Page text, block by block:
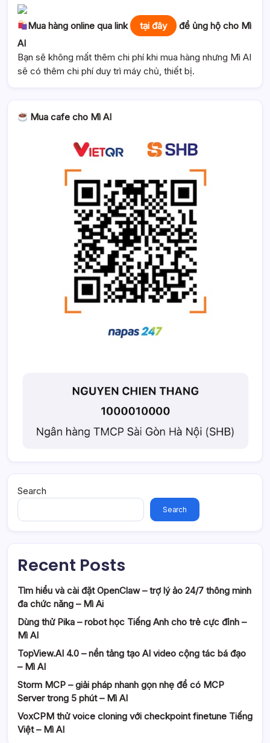
Mua hàng online qua link tại đây
để ủng hộ cho Mì
AI
Bạn sẽ không mất thêm chi phí khi mua hàng nhưng Mì AI
sẽ có thêm chi phí duy trì máy chủ, thiết bị.
Mua cafe cho Mì AI
Search
Search
Recent Posts
Tìm hiểu và cài đặt OpenClaw – trợ lý ảo 24/7 thông minh
đa chức năng – Mì Ai
Dùng thử Pika – robot học Tiếng Anh cho trẻ cực đỉnh –
Mì AI
TopView.AI 4.0 – nền tảng tạo AI video cộng tác bá đạo
– Mì AI
Storm MCP – giải pháp nhanh gọn nhẹ để có MCP
Server trong 5 phút – Mì AI
VoxCPM thử voice cloning với checkpoint finetune Tiếng
Việt – Mì AI